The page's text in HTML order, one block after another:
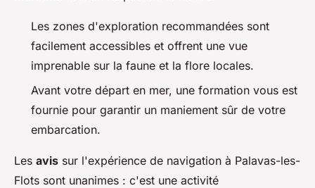
Les zones d'exploration recommandées sont
facilement accessibles et offrent une vue
imprenable sur la faune et la flore locales.
Avant votre départ en mer, une formation vous est
fournie pour garantir un maniement sûr de votre
embarcation.
Les avis sur l'expérience de navigation à Palavas-les-
Flots sont unanimes : c'est une activité